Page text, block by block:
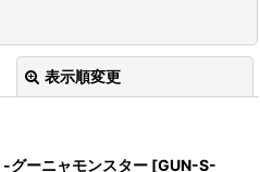
表示順変更
グーニャモンスター [GUN-S-